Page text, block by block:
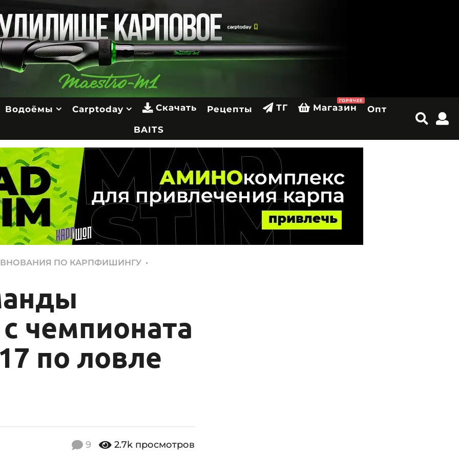
Водоёмы Carptoday Скачать Рецепты ТГ Магазин
ГОРЯЧЕЕ
Опт
BAITS
ПО КАРПФИШИНГУ
чемпионата
по ловле
9 2.7k просмотров